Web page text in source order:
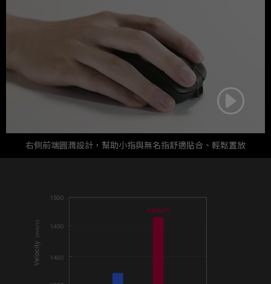
右側前端圓潤設計，幫助小指與無名指舒適貼合、輕鬆置放